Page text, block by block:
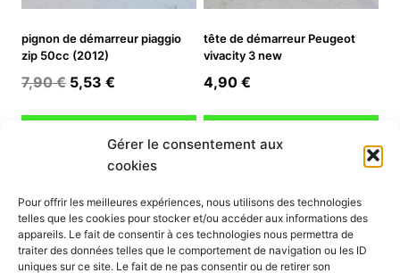
Gérer le consentement aux
cookies
Pour offrir les meilleures expériences, nous utilisons des technologies
telles que les cookies pour stocker et/ou accéder aux informations des
appareils. Le fait de consentir à ces technologies nous permettra de
traiter des données telles que le comportement de navigation ou les ID
uniques sur ce site. Le fait de ne pas consentir ou de retirer son
pignon de démarreur piaggio
zip 50cc (2012)
7,90€ Le
initial
était :
7,90 €.
5,53 €
actuel
est :
5,53 €.
tête de démarreur Peugeot
vivacity 3 new
4,90 €
INFORMATION
Mon compte
Nous contacter